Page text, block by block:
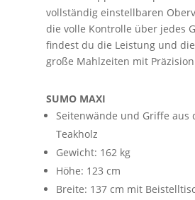
vollständig einstellbaren
die volle Kontrolle über jedes
findest du die Leistung und
große Mahlzeiten mit
SUMO MAXI
Seitenwände und Griffe aus
Teakholz
Gewicht: 162 kg
Höhe: 123 cm
Breite: 137 cm mit